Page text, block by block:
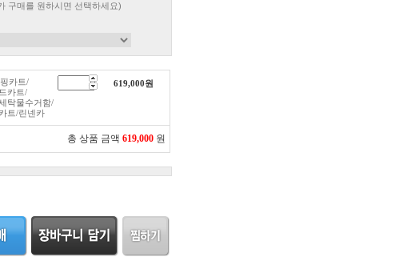
구매를 원하시면 선택하세요)
카트/
카트/
탁물수거함/
트/린넨카
619,000원
총 상품 금액 619,000 원